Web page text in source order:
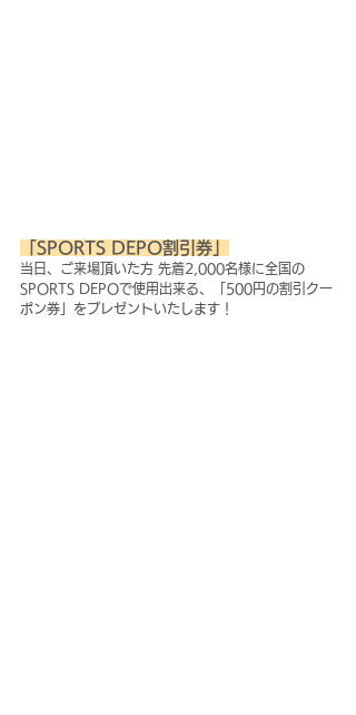
「SPORTS DEPO割引券」
当日、ご来場頂いた方 先着2,000名様に全国の
SPORTS DEPOで使用出来る、「500円の割引クー
ポン券」をプレゼントいたします！